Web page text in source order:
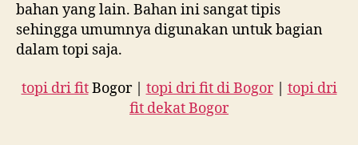
bahan yang lain. Bahan ini sangat tipis
sehingga umumnya digunakan untuk bagian
dalam topi saja.
topi dri fitBogor | topi dri fit di Bogor| topi dri
fit dekat Bogor